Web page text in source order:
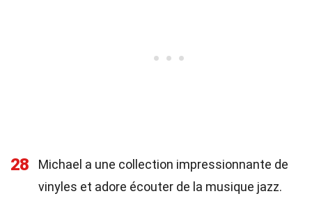
28
Michael a une collection impressionnante de
vinyles et adore écouter de la musique jazz.